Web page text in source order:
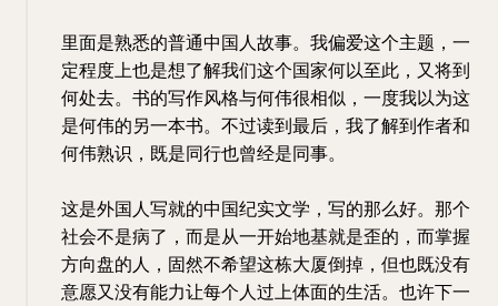
里面是熟悉的普通中国人故事。我偏爱这个主题，一
定程度上也是想了解我们这个国家何以至此，又将到
何处去。书的写作风格与何伟很相似，一度我以为这
是何伟的另一本书。不过读到最后，我了解到作者和
何伟熟识，既是同行也曾经是同事。
这是外国人写就的中国纪实文学，写的那么好。那个
社会不是病了，而是从一开始地基就是歪的，而掌握
方向盘的人，固然不希望这栋大厦倒掉，但也既没有
意愿又没有能力让每个人过上体面的生活。也许下一